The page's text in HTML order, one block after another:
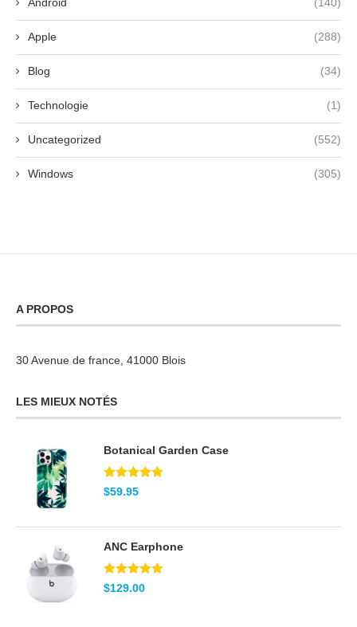
Android (140)
Apple (288)
Blog (34)
Technologie (1)
Uncategorized (552)
Windows (305)
A PROPOS
30 Avenue de france, 41000 Blois
LES MIEUX NOTÉS
Botanical Garden Case
Note5.00
sur 5
$59.95
ANC Earphone
Note5.00
sur 5
$129.00